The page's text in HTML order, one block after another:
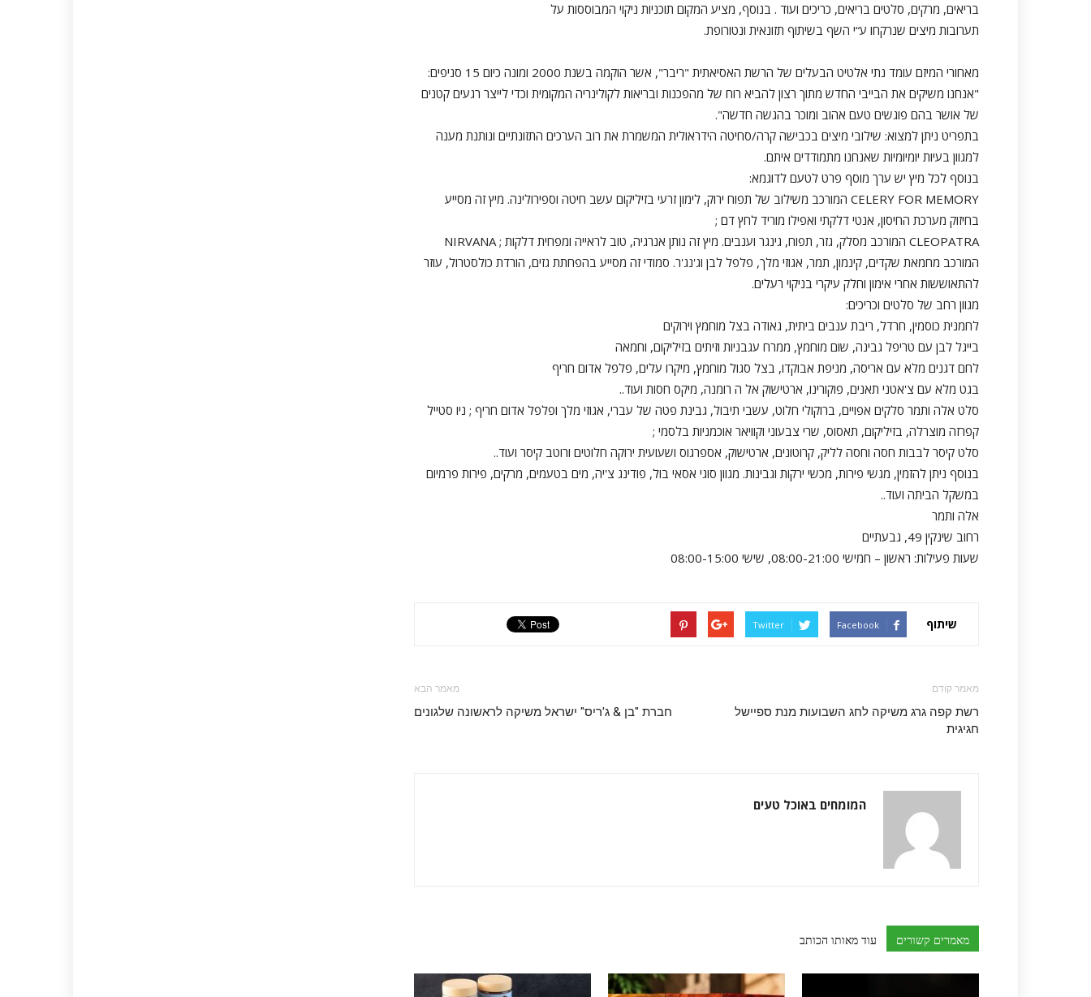
בריאים, מרקים, סלטים בריאים, כריכים ועוד . בנוסף, מציע המקום תוכניות ניקוי המבוססות על
תערובות מיצים שנרקחו ע“י השף בשיתוף תזונאית ונטורופת.
מאחורי המיזם עומד נתי אלטיט הבעלים של הרשת האסיאתית "ריבר", אשר הוקמה בשנת 2000 ומונה כיום 15 סניפים:
"אנחנו משיקים את הבייבי החדש מתוך רצון להביא רוח של מהפכנות ובריאות לקולינריה המקומית וכדי לייצר רגעים קטנים
של אושר בהם פוגשים טעם אהוב ומוכר בהגשה חדשה".
בתפריט ניתן למצוא: שילובי מיצים בכבישה קרה/סחיטה הידראולית המשמרת את רוב הערכים התזונתיים ונותנת מענה
למגוון בעיות יומיומיות שאנחנו מתמודדים איתם.
בנוסף לכל מיץ יש ערך מוסף פרט לטעם לדוגמא:
CELERY FOR MEMORY המורכב משילוב של תפוח ירוק, לימון זרעי בזיליקום עשב חיטה וספירולינה. מיץ זה מסייע
בחיזוק מערכת החיסון, אנטי דלקתי ואפילו מוריד לחץ דם ;
CLEOPATRA המורכב מסלק, גזר, תפוח, גינגר וענבים. מיץ זה נותן אנרגיה, טוב לראייה ומפחית דלקות ; NIRVANA
המורכב מחמאת שקדים, קינמון, תמר, אגוזי מלך, פלפל לבן וג'נג'ר. סמודי זה מסייע בהפחתת גזים, הורדת כולסטרול, עוזר
להתאוששות אחרי אימון וחלק עיקרי בניקוי רעלים.
מגוון רחב של סלטים וכריכים:
לחמנית כוסמין, חרדל, ריבת ענבים ביתית, גאודה בצל מוחמץ וירוקים
בייגל לבן עם טריפל גבינה, שום מוחמץ, ממרח עגבניות וזיתים בזיליקום, וחמאה
לחם דגנים מלא עם אריסה, מניפת אבוקדו, בצל סגול מוחמץ, מיקרו עלים, פלפל אדום חריף
בגט מלא עם צ'אטני תאנים, פוקורינו, ארטישוק אל ה רומנה, מיקס חסות ועוד..
סלט אלה ותמר סלקים אפויים, ברוקולי חלוט, עשבי תיבול, גבינת פטה של עברי, אגוזי מלך ופלפל אדום חריף ; ניו סטייל
קפרזה מוצרלה, בזיליקום, תאסוס, שרי צבעוני וקוויאר אוכמניות בלסמי ;
סלט קיסר לבבות חסה וחסה לליק, קרוטונים, ארטישוק, אספרגוס ושעועית ירוקה חלוטים ורוטב קיסר ועוד..
בנוסף ניתן להזמין, מגשי פירות, מכשי ירקות וגבינות. מגוון סוגי אסאי בול, פודינג צ'יה, מים בטעמים, מרקים, פירות פרמיום
במשקל הביתה ועוד..
אלה ותמר
רחוב שינקין 49, גבעתיים
שעות פעילות: ראשון – חמישי 08:00-21:00, שישי 08:00-15:00
שיתוף Facebook
Twitter
מאמר קודם
רשת קפה גרג משיקה לחג השבועות מנת ספיישל
חגיגית
מאמר הבא
חברת "בן & ג'ריס" ישראל משיקה לראשונה שלגונים
המומחים באוכל טעים
מאמרים קשורים עוד מאותו הכותב